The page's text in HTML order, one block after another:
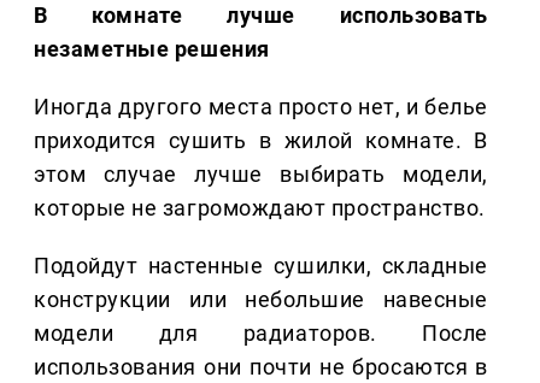
В комнате лучше использовать
незаметные решения
Иногда другого места просто нет, и белье
приходится сушить в жилой комнате. В
этом случае лучше выбирать модели,
которые не загромождают пространство.
Подойдут настенные сушилки, складные
конструкции или небольшие навесные
модели для радиаторов. После
использования они почти не бросаются в